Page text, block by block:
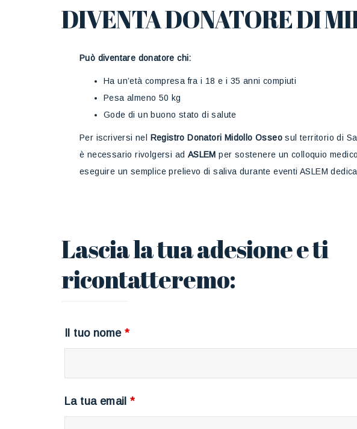
DIVENTA DONATORE DI
Può diventare donatore chi:
Ha un’età compresa fra i 18 e i 35 anni compiuti
Pesa almeno 50 kg
Gode di un buono stato di salute
Per iscriversi nel Registro Donatori Midollo Osseo sul territorio di
è necessario rivolgersi ad ASLEM per sostenere un colloquio
eseguire un semplice prelievo di saliva durante eventi ASLEM
Lascia la tua adesione e ti
ricontatteremo:
Il tuo nome *
La tua email*